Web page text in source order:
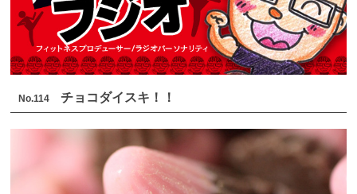
No.114 チョコダイスキ！！